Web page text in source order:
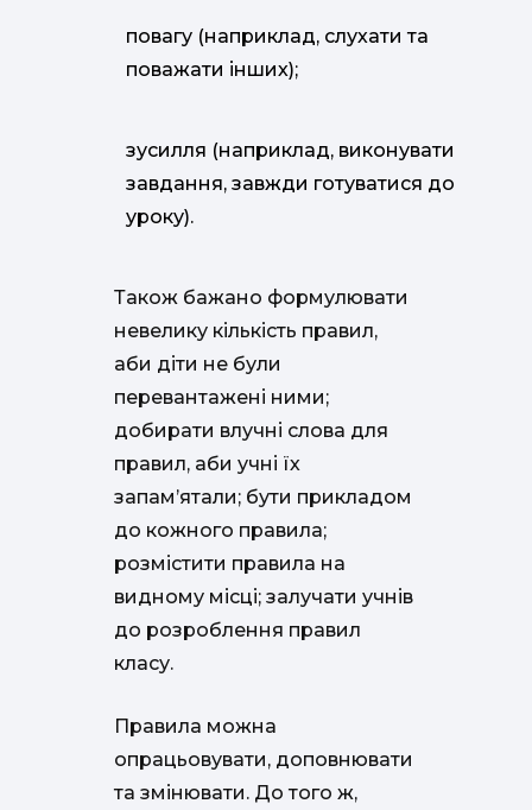
повагу (наприклад, слухати та
поважати інших);
зусилля (наприклад, виконувати
завдання, завжди готуватися до
уроку).
Також бажано формулювати
невелику кількість правил,
аби діти не були
перевантажені ними;
добирати влучні слова для
правил, аби учні їх
запам’ятали; бути прикладом
до кожного правила;
розмістити правила на
видному місці; залучати учнів
до розроблення правил
класу.
Правила можна
опрацьовувати, доповнювати
та змінювати. До того ж,